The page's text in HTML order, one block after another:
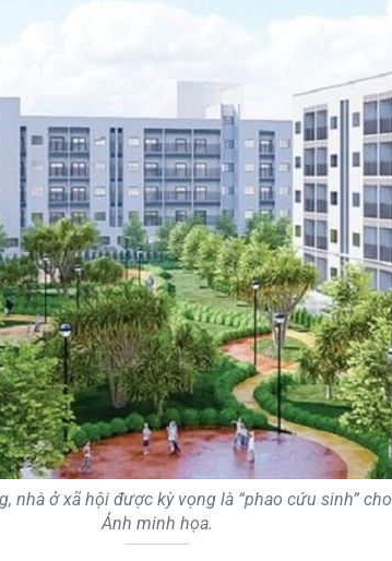
nhà ở xã hội được kỳ vọng là “phao cứu sinh”
Ảnh minh họa.